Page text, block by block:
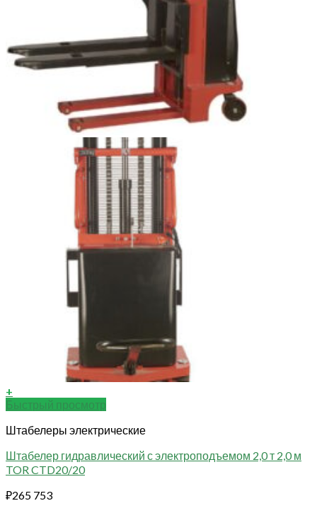
+
Быстрый просмотр
Штабелеры электрические
Штабелер гидравлический с электроподъемом 2,0 т 2,0 м
TOR CTD20/20
₽265 753